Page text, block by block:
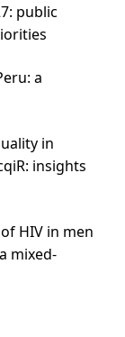
public
a
in
insights
HIV in men
mixed-